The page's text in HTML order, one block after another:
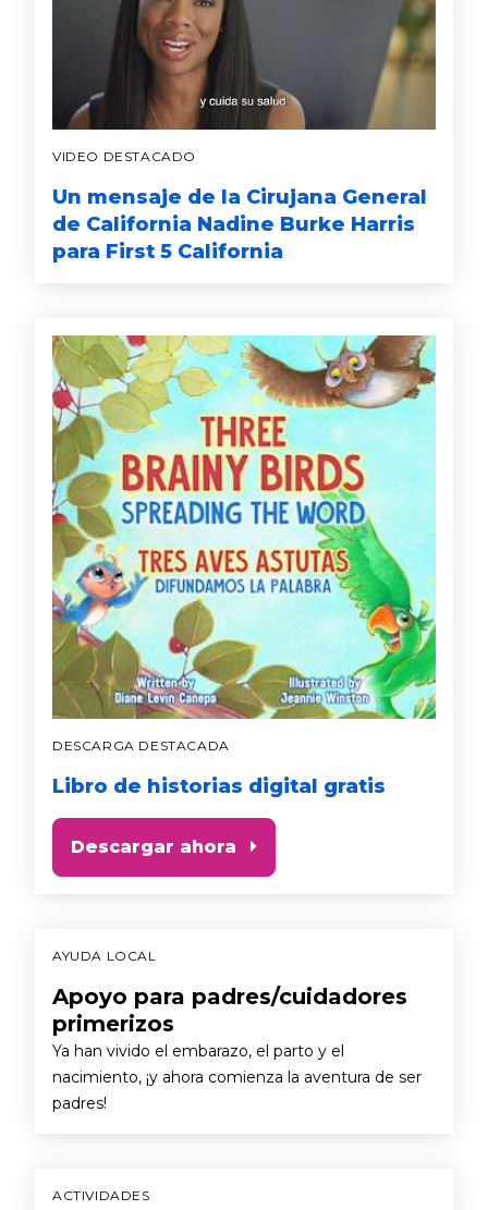
VIDEO DESTACADO
Un mensaje de la Cirujana General
de California Nadine Burke Harris
para First 5 California
DESCARGA DESTACADA
Libro de historias digital gratis
Descargar ahora
AYUDA LOCAL
Apoyo para padres/cuidadores
primerizos
Ya han vivido el embarazo, el parto y el
nacimiento, ¡y ahora comienza la aventura de ser
padres!
ACTIVIDADES